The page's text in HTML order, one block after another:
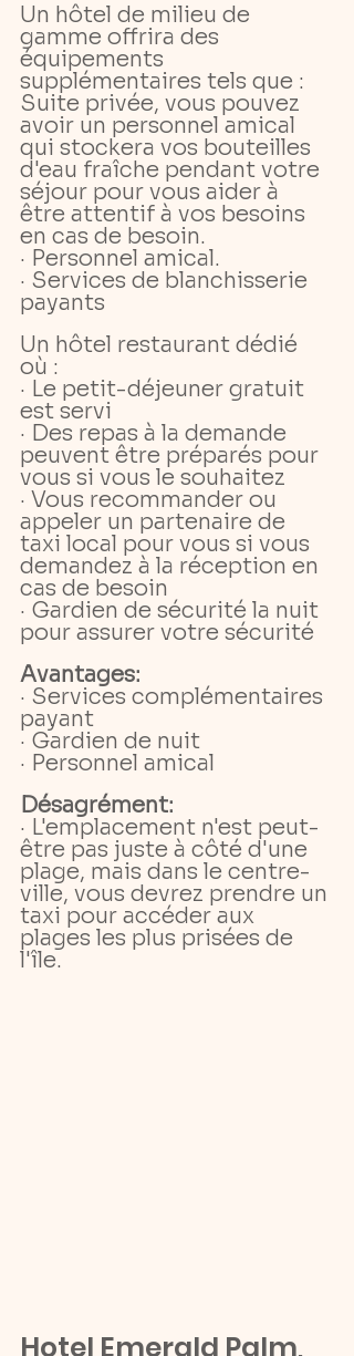
Un hôtel de milieu de
gamme offrira des
équipements
supplémentaires tels que :
Suite privée, vous pouvez
avoir un personnel amical
qui stockera vos bouteilles
d'eau fraîche pendant votre
séjour pour vous aider à
être attentif à vos besoins
en cas de besoin.
· Personnel amical.
· Services de blanchisserie
payants
Un hôtel restaurant dédié
où :
· Le petit-déjeuner gratuit
est servi
· Des repas à la demande
peuvent être préparés pour
vous si vous le souhaitez
· Vous recommander ou
appeler un partenaire de
taxi local pour vous si vous
demandez à la réception en
cas de besoin
· Gardien de sécurité la nuit
pour assurer votre sécurité
Avantages:
· Services complémentaires
payant
· Gardien de nuit
· Personnel amical
Désagrément:
· L'emplacement n'est peut-
être pas juste à côté d'une
plage, mais dans le centre-
ville, vous devrez prendre un
taxi pour accéder aux
plages les plus prisées de
l'île.
Hotel Emerald Palm,